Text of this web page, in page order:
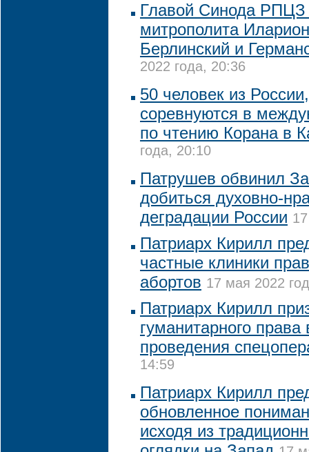
Главой Синода РПЦЗ
митрополита
Берлинский и
2022 года, 20:36
50 человек из
соревнуются в
по чтению Корана в
года, 20:10
Патрушев обвинил
добиться духовно-
деградации России
Патриарх Кирилл
частные клиники
абортов 17 мая 2022
Патриарх Кирилл
гуманитарного права
проведения
14:59
Патриарх Кирилл
обновленное
исходя из